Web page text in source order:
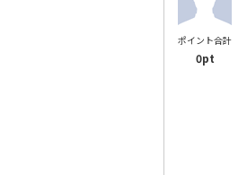
ポイント合計
0pt